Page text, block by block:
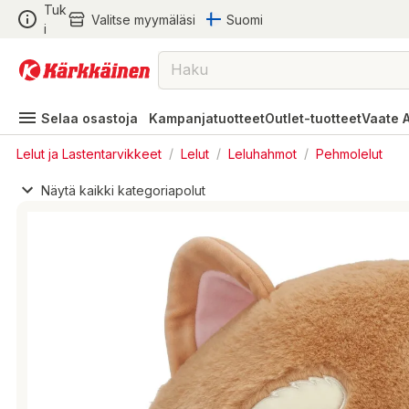
Tuk
i
Valitse myymäläsi Suomi
Selaa osastoja KampanjatuotteetOutlet-tuotteetVaate
Lelut ja Lastentarvikkeet / Lelut / Leluhahmot / Pehmolelut
Näytä kaikki kategoriapolut